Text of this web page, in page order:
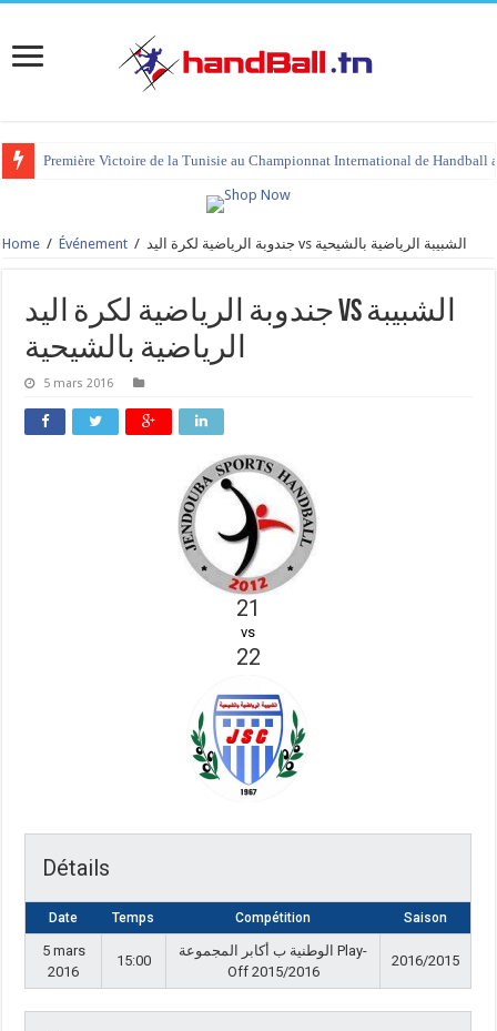
Première Victoire de la Tunisie au Championnat International de Handball
Home / Événement / جندوبة الرياضية لكرة اليد vs الشبيبة الرياضية بالشيحية
جندوبة الرياضية لكرة اليد vs الشبيبة
الرياضية بالشيحية
5 mars 2016
21
vs
22
Détails
Date Temps Compétition Saison
5 mars
2016
15:00
الوطنية ب أكابر المجموعة Play-
Off 2015/2016
2016/2015